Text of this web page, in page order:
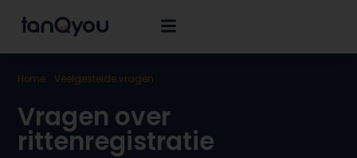
Home »Veelgestelde vragen
Vragen over
rittenregistratie